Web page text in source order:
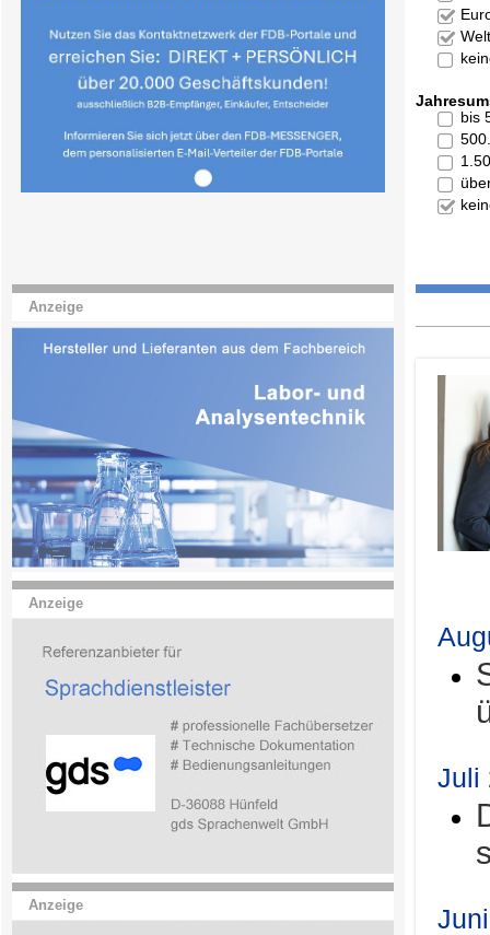
Anzeige
Anzeige
Anzeige
bis
Juli